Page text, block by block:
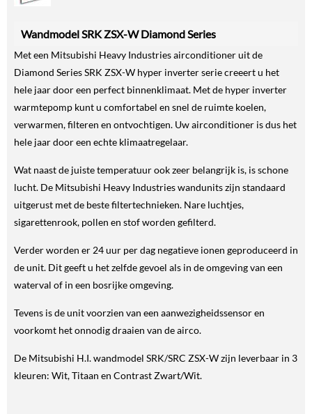
Wandmodel SRK ZSX-W Diamond Series
Met een Mitsubishi Heavy Industries airconditioner uit de
Diamond Series SRK ZSX-W hyper inverter serie creeert u het
hele jaar door een perfect binnenklimaat. Met de hyper inverter
warmtepomp kunt u comfortabel en snel de ruimte koelen,
verwarmen, filteren en ontvochtigen. Uw airconditioner is dus het
hele jaar door een echte klimaatregelaar.
Wat naast de juiste temperatuur ook zeer belangrijk is, is schone
lucht. De Mitsubishi Heavy Industries wandunits zijn standaard
uitgerust met de beste filtertechnieken. Nare luchtjes,
sigarettenrook, pollen en stof worden gefilterd.
Verder worden er 24 uur per dag negatieve ionen geproduceerd in
de unit. Dit geeft u het zelfde gevoel als in de omgeving van een
waterval of in een bosrijke omgeving.
Tevens is de unit voorzien van een aanwezigheidssensor en
voorkomt het onnodig draaien van de airco.
De Mitsubishi H.I. wandmodel SRK/SRC ZSX-W zijn leverbaar in 3
kleuren: Wit, Titaan en Contrast Zwart/Wit.